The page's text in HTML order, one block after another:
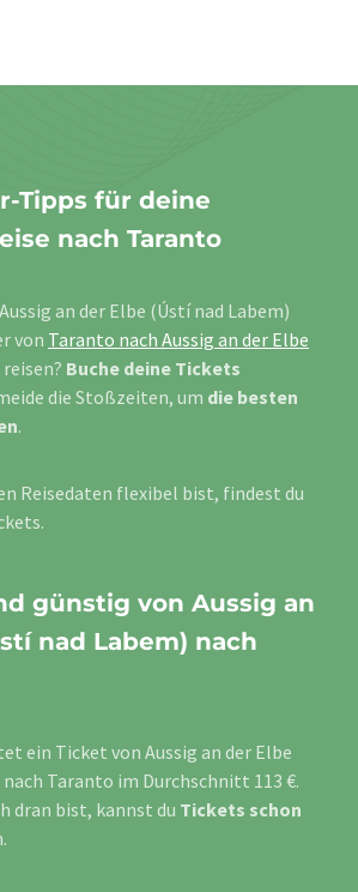
Tipps für deine
nach Taranto
an der Elbe (Ústí nad Labem)
von Taranto nach Aussig an der Elbe
reisen? Buche deine Tickets
die Stoßzeiten, um die besten
.
Reisedaten flexibel bist, findest du
günstig von Aussig an
nad Labem) nach
ein Ticket von Aussig an der Elbe
Taranto im Durchschnitt 113 €.
dran bist, kannst du Tickets schon